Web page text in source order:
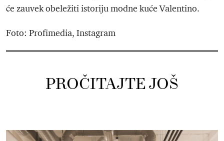
će zauvek obeležiti istoriju modne kuće Valentino.
Foto: Profimedia, Instagram
PROČITAJTE JOŠ